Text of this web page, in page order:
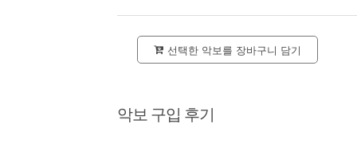
선택한 악보를 장바구니 담기
악보 구입 후기